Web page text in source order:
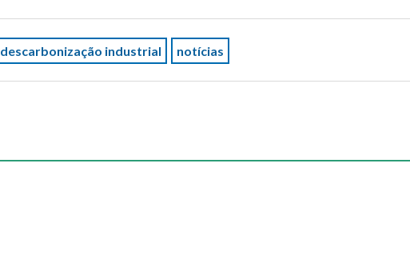
descarbonização industrial notícias